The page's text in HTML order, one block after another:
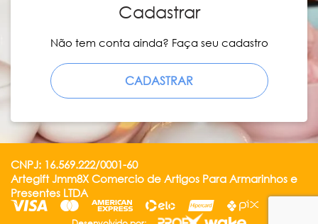
Cadastrar
Não tem conta ainda? Faça seu cadastro
CADASTRAR
CNPJ: 16.569.222/0001-60
Artegift Jmm8X Comercio de Artigos Para Armarinhos e
Presentes LTDA